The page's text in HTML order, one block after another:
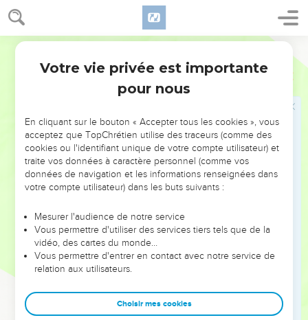
Genèse 45
Ne regrettez pas ce que vous laisserez, car ce qu'il y a de
meilleur dans toute l'Egypte sera pour vous.’ »
C’est ce que firent les fils d'Israël. Joseph leur donna des
aussi des provisions pour la route.
Il leur donna à tous des vêtements de rechange, mais à
rechange.
Il envoya à son père 10 ânes chargés de ce qu'il y avait de
meilleur en Egypte ainsi que 10 ânesses chargées de blé, de
pain et de nourriture pour le voyage de son père.
leur dit : « Ne vous disputez pas en chemin ! »
Ils remontèrent de l'Egypte et arrivèrent dans le pays de
Canaan vers leur père Jacob.
26
qui gouverne toute l'Egypte. » Cependant, Jacob resta sans
réaction parce qu'il ne les croyait pas.
Votre vie privée est importante
pour nous
En cliquant sur le bouton « Accepter tous les cookies », vous
acceptez que TopChrétien utilise des traceurs (comme des
cookies ou l'identifiant unique de votre compte utilisateur) et
traite vos données à caractère personnel (comme vos
données de navigation et les informations renseignées dans
votre compte utilisateur) dans les buts suivants :
Mesurer l'audience de notre service
Vous permettre d'utiliser des services tiers tels que de la
vidéo, des cartes du monde…
Vous permettre d'entrer en contact avec notre service de
relation aux utilisateurs.
Choisir mes cookies